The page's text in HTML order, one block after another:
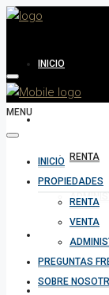
INICIO
RENTA
VENTA
SOBRE
MENU
INICIO
PROPIEDADES
RENTA
VENTA
PREGUNTAS
SOBRE